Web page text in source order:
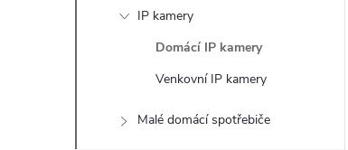
IP kamery
Domácí IP kamery
Venkovní IP kamery
Malé domácí spotřebiče